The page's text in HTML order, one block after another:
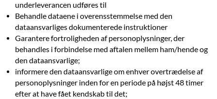
underleverancen udføres til
Behandle dataene i overensstemmelse med den
dataansvarliges dokumenterede instruktioner
Garantere fortroligheden af personoplysninger, der
behandles i forbindelse med aftalen mellem ham/hende og
den dataansvarlige;
informere den dataansvarlige om enhver overtrædelse af
personoplysninger inden for en periode på højst 48 timer
efter at have fået kendskab til det;